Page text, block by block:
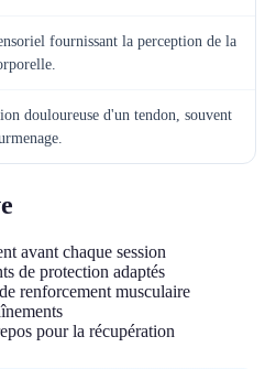
fournissant la perception de la
douloureuse d'un tendon, souvent
avant chaque session
de protection adaptés
renforcement musculaire
pour la récupération